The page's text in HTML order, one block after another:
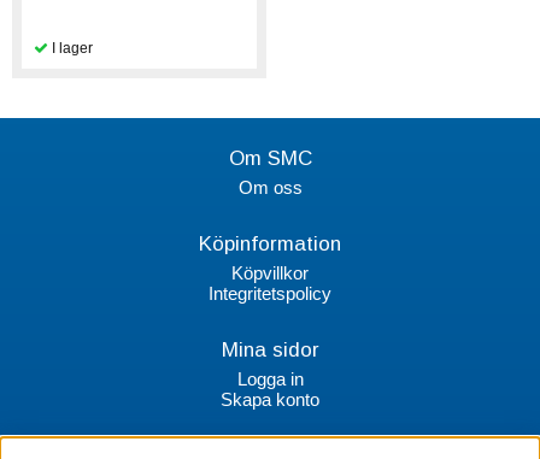
Om SMC
Om oss
Köpinformation
Köpvillkor
Integritetspolicy
Mina sidor
Logga in
Skapa konto